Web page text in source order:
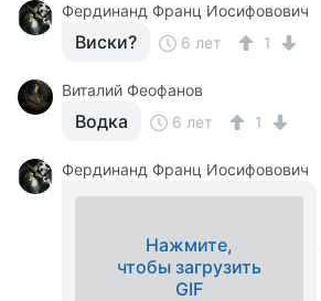
Фердинанд Франц Иосифовович
Виски? 6 лет 1
Виталий Феофанов
Водка 6 лет 1
Фердинанд Франц Иосифовович
Нажмите,
чтобы загрузить
GIF